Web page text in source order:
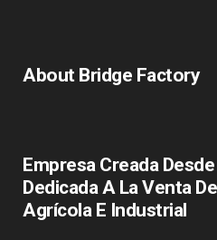
About Bridge Factory
Empresa Creada
Dedicada A La Venta
Agrícola E Industrial